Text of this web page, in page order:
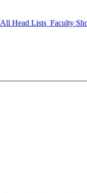
All Head Lists Faculty